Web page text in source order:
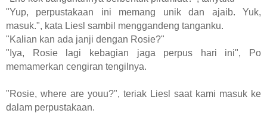
"Yup, perpustakaan ini memang unik dan ajaib. Yuk,
masuk.", kata Liesl sambil menggandeng tanganku.
"Kalian kan ada janji dengan Rosie?"
"Iya, Rosie lagi kebagian jaga perpus hari ini", Po
memamerkan cengiran tengilnya.
"Rosie, where are youu?", teriak Liesl saat kami masuk ke
dalam perpustakaan.